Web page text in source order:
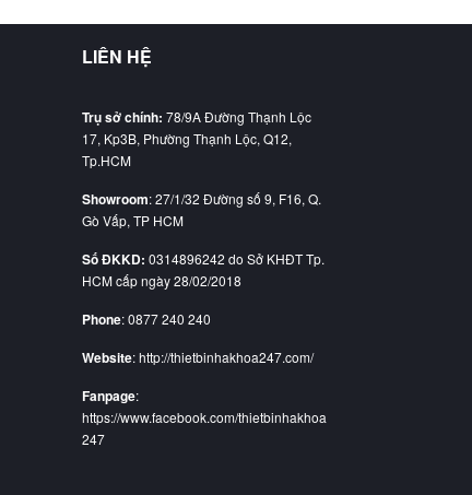
LIÊN HỆ
Trụ sở chính: 78/9A Đường Thạnh Lộc
17, Kp3B, Phường Thạnh Lộc, Q12,
Tp.HCM
Showroom: 27/1/32 Đường số 9, F16, Q.
Gò Vấp, TP HCM
Số ĐKKD: 0314896242 do Sở KHĐT Tp.
HCM cấp ngày 28/02/2018
Phone: 0877 240 240
Website: http://thietbinhakhoa247.com/
Fanpage:
https://www.facebook.com/thietbinhakhoa
247